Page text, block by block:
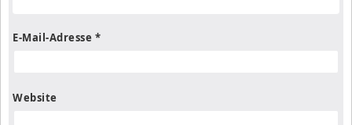
E-Mail-Adresse *
Website